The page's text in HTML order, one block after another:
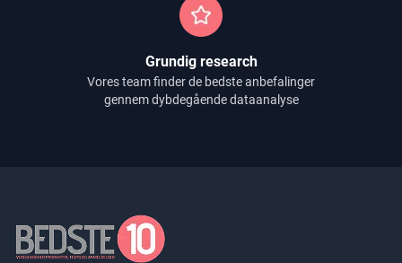
Grundig research
Vores team finder de bedste anbefalinger
gennem dybdegående dataanalyse